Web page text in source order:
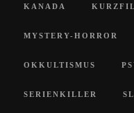
KANADA
MYSTERY-HORROR
OKKULTISMUS
SERIENKILLER